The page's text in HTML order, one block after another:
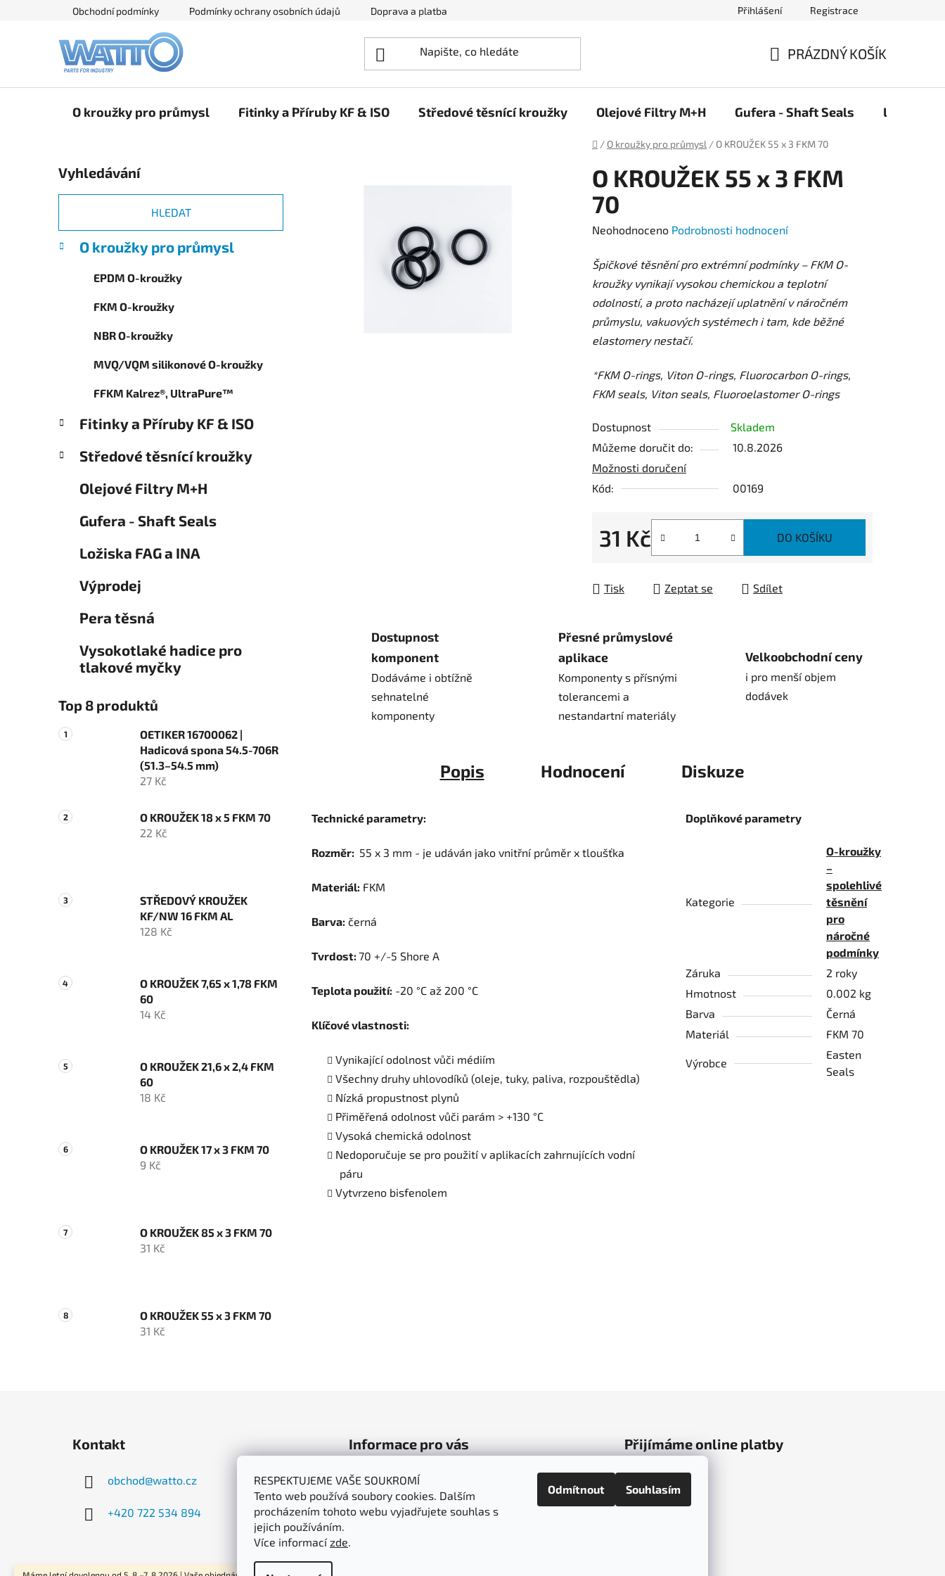
RESPEKTUJEME VAŠE SOUKROMÍ
Tento web používá soubory cookies. Dalším
procházením tohoto webu vyjadřujete souhlas s
jejich používáním.
Více informacízde.
Odmítnout Souhlasím
Obchodní podmínky Podmínky ochrany osobních údajů Doprava a platba Přihlášení Registrace
KOŠÍK
PRÁZDNÝ KOŠÍK
O kroužky pro průmysl Fitinky a Příruby KF & ISO Středové těsnící kroužky Olejové Filtry M+H Gufera - Shaft Seals Ložiska
Domů
/ O kroužky pro průmysl / O KROUŽEK 55 x 3 FKM 70
o
s
r
a
Vyhledávání
HLEDAT
kategorie
K
a
O kroužky pro průmysl
EPDM O-kroužky
FKM O-kroužky
NBR O-kroužky
MVQ/VQM silikonové O-kroužky
FFKM Kalrez®, UltraPure™
Fitinky a Příruby KF & ISO
Středové těsnící kroužky
Olejové Filtry M+H
Gufera - Shaft Seals
Ložiska FAG a INA
Výprodej
Pera těsná
Vysokotlaké hadice pro
tlakové myčky
Top 8 produktů
OETIKER 16700062 |
Hadicová spona 54.5-706R
(51.3–54.5 mm)
27 Kč
O KROUŽEK 18 x 5 FKM 70
22 Kč
STŘEDOVÝ KROUŽEK
KF/NW 16 FKM AL
128 Kč
O KROUŽEK 7,65 x 1,78 FKM
60
14 Kč
O KROUŽEK 21,6 x 2,4 FKM
60
18 Kč
O KROUŽEK 17 x 3 FKM 70
9 Kč
O KROUŽEK 85 x 3 FKM 70
31 Kč
O KROUŽEK 55 x 3 FKM 70
31 Kč
O KROUŽEK 55 x 3 FKM
70
Průměrné
produktu
je
0,0
z
5
Neohodnoceno Podrobnosti hodnocení
Špičkové těsnění pro extrémní podmínky – FKM O-
kroužky vynikají vysokou chemickou a teplotní
odolností, a proto nacházejí uplatnění v náročném
průmyslu, vakuových systémech i tam, kde běžné
elastomery nestačí.
*FKM O-rings, Viton O-rings, Fluorocarbon O-rings,
FKM seals, Viton seals, Fluoroelastomer O-rings
Dostupnost
Skladem
Můžeme doručit do:
10.8.2026
Možnosti doručení
Kód:
00169
31 Kč
Měrná cena:
DO KOŠÍKU
Tisk Zeptat se Sdílet
Dostupnost
komponent
Dodáváme i obtížně
sehnatelné
komponenty
Přesné průmyslové
aplikace
Komponenty s přísnými
tolerancemi a
nestandartní materiály
Velkoobchodní ceny
i pro menší objem
dodávek
Popis Hodnocení Diskuze
Technické parametry:
Rozměr: 55 x 3 mm - je udáván jako vnitřní průměr x tloušťka
Materiál: FKM
Barva: černá
Tvrdost: 70 +/-5 Shore A
Teplota použití: -20 °C až 200 °C
Klíčové vlastnosti:
Vynikající odolnost vůči médiím
Všechny druhy uhlovodíků (oleje, tuky, paliva, rozpouštědla)
Nízká propustnost plynů
Přiměřená odolnost vůči parám > +130 °C
Vysoká chemická odolnost
Nedoporučuje se pro použití v aplikacích zahrnujících vodní
páru
Vytvrzeno bisfenolem
Doplňkové parametry
Kategorie
O-kroužky
–
spolehlivé
těsnění
pro
náročné
podmínky
Záruka
2 roky
Hmotnost
0.002 kg
Barva
Černá
Materiál
FKM 70
Výrobce
Easten
Seals
Kontakt
obchod@watto.cz
+420 722 534 894
Informace pro vás
Obchodní podmínky
Podmínky ochrany osobních údajů
Doprava a platba
Přijímáme online platby